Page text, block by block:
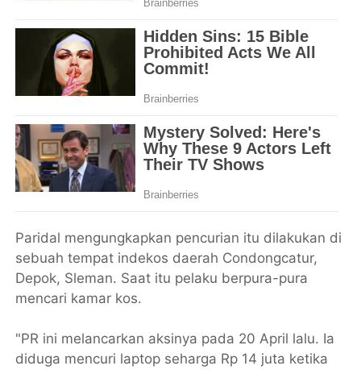
Paridal mengungkapkan pencurian itu dilakukan di
sebuah tempat indekos daerah Condongcatur,
Depok, Sleman. Saat itu pelaku berpura-pura
mencari kamar kos.
"PR ini melancarkan aksinya pada 20 April lalu. Ia
diduga mencuri laptop seharga Rp 14 juta ketika